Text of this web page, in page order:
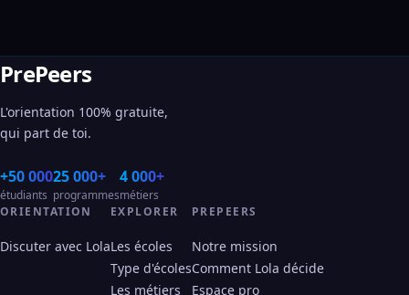
PrePeers
L'orientation 100% gratuite,
qui part de toi.
+50 000
étudiants
25 000+
programmes
4 000+
métiers
ORIENTATION
Discuter avec Lola
EXPLORER
Les écoles
Type d'écoles
Les métiers
PREPEERS
Notre mission
Comment Lola décide
Espace pro